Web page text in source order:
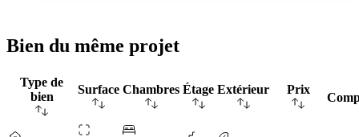
Bien du même projet
Type de
bien
Surface Chambres Étage Extérieur Prix